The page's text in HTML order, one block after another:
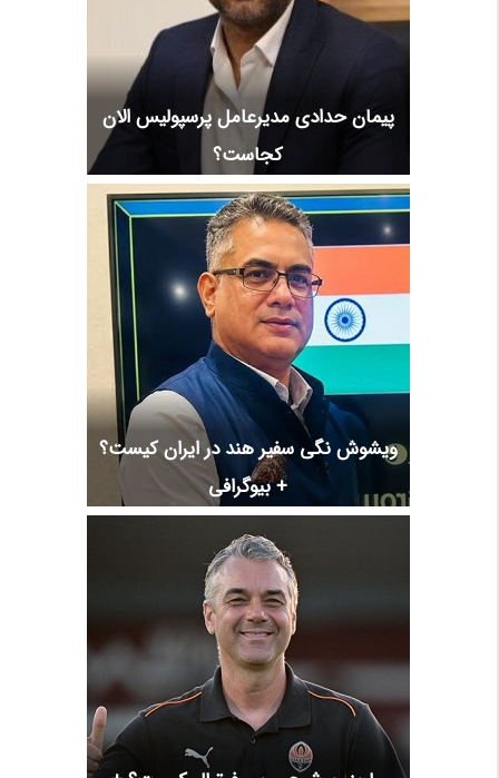
پیمان حدادی مدیرعامل پرسپولیس الان
کجاست؟
ویشوش نگی سفیر هند در ایران کیست؟
+ بیوگرافی